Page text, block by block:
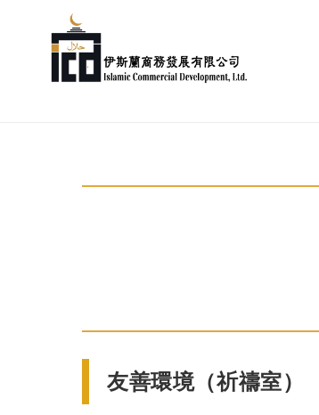
友善環境（祈禱室）